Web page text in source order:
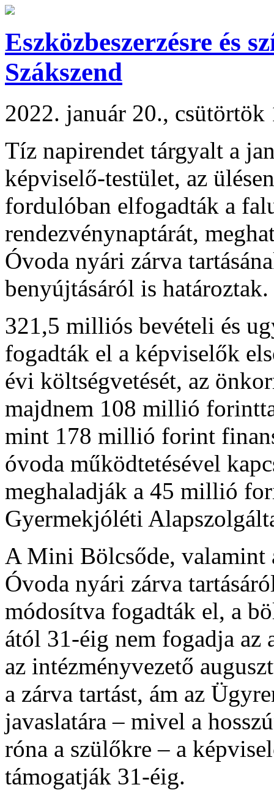
Eszközbeszerzésre és
Szákszend
2022. január 20., csütörtök
Tíz napirendet tárgyalt a
képviselő-testület, az
fordulóban elfogadták a
rendezvénynaptárát,
Óvoda nyári zárva
benyújtásáról is határoztak.
321,5 milliós bevételi és
fogadták el a képviselők
évi költségvetését, az
majdnem 108 millió
mint 178 millió forint
óvoda működtetésével
meghaladják a 45 millió
Gyermekjóléti
A Mini Bölcsőde, valamint
Óvoda nyári zárva
módosítva fogadták el, a
ától 31-éig nem fogadja az
az intézményvezető
a zárva tartást, ám az
javaslatára – mivel a
róna a szülőkre – a
támogatják 31-éig.